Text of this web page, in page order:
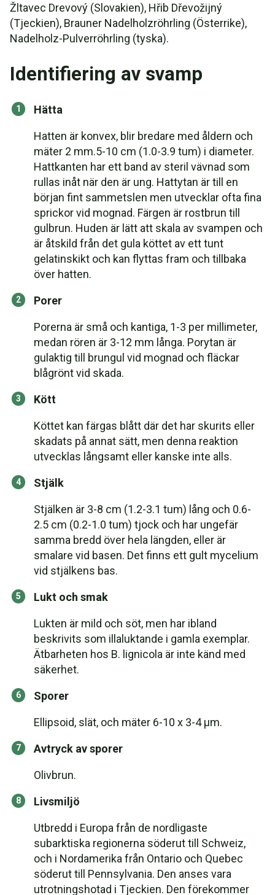
Žltavec Drevový (Slovakien), Hřib Dřevožijný
(Tjeckien), Brauner Nadelholzröhrling (Österrike),
Nadelholz-Pulverröhrling (tyska).
Identifiering av svamp
Hätta
Hatten är konvex, blir bredare med åldern och
mäter 2 mm.5-10 cm (1.0-3.9 tum) i diameter.
Hattkanten har ett band av steril vävnad som
rullas inåt när den är ung. Hattytan är till en
början fint sammetslen men utvecklar ofta fina
sprickor vid mognad. Färgen är rostbrun till
gulbrun. Huden är lätt att skala av svampen och
är åtskild från det gula köttet av ett tunt
gelatinskikt och kan flyttas fram och tillbaka
över hatten.
Porer
Porerna är små och kantiga, 1-3 per millimeter,
medan rören är 3-12 mm långa. Porytan är
gulaktig till brungul vid mognad och fläckar
blågrönt vid skada.
Kött
Köttet kan färgas blått där det har skurits eller
skadats på annat sätt, men denna reaktion
utvecklas långsamt eller kanske inte alls.
Stjälk
Stjälken är 3-8 cm (1.2-3.1 tum) lång och 0.6-
2.5 cm (0.2-1.0 tum) tjock och har ungefär
samma bredd över hela längden, eller är
smalare vid basen. Det finns ett gult mycelium
vid stjälkens bas.
Lukt och smak
Lukten är mild och söt, men har ibland
beskrivits som illaluktande i gamla exemplar.
Ätbarheten hos B. lignicola är inte känd med
säkerhet.
Sporer
Ellipsoid, slät, och mäter 6-10 x 3-4 µm.
Avtryck av sporer
Olivbrun.
Livsmiljö
Utbredd i Europa från de nordligaste
subarktiska regionerna söderut till Schweiz,
och i Nordamerika från Ontario och Quebec
söderut till Pennsylvania. Den anses vara
utrotningshotad i Tjeckien. Den förekommer